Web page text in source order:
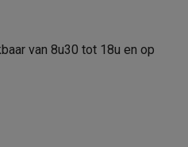
van 8u30 tot 18u en op